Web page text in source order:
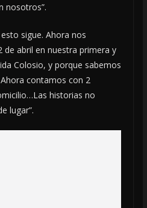
nosotros”.
sigue. Ahora nos
de abril en nuestra primera y
Colosio, y porque sabemos
contamos con 2
historias no
lugar”.